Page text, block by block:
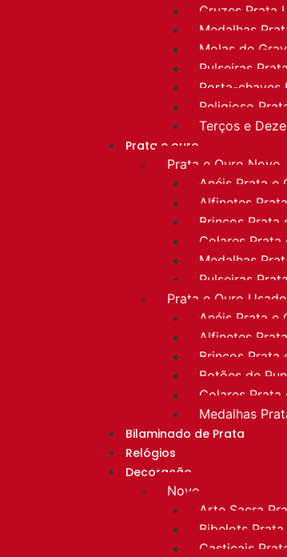
Cruzes Prata
Medalhas
Molas de
Pulseiras
Porta-chaves
Religioso
Terços e
Prata e ouro
Prata e Ouro Novo
Anéis Prata e
Alfinetes
Brincos Prata
Colares Prata
Medalhas
Pulseiras
Prata e Ouro Usado
Anéis Prata e
Alfinetes
Brincos Prata
Botões de
Colares Prata
Medalhas
Bilaminado de Prata
Relógios
Decoração
Novo
Arte Sacra
Bibelots
Castiçais